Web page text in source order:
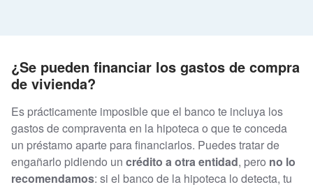
¿Se pueden financiar los gastos de compra
de vivienda?
Es prácticamente imposible que el banco te incluya los
gastos de compraventa en la hipoteca o que te conceda
un préstamo aparte para financiarlos. Puedes tratar de
engañarlo pidiendo un crédito a otra entidad, pero no lo
recomendamos: si el banco de la hipoteca lo detecta, tu